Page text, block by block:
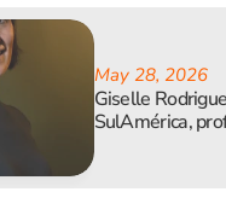
May 28, 2026
Giselle
SulAmérica,